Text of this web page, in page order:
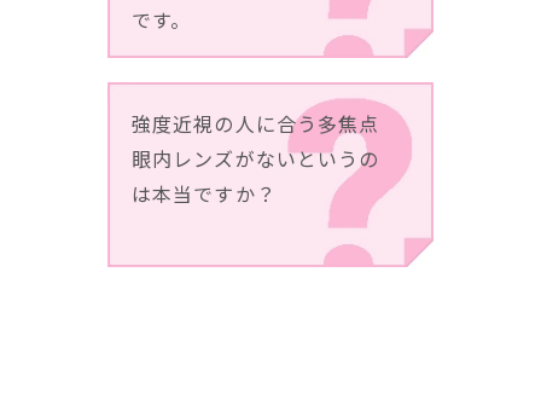
です。
強度近視の人に合う多焦点
眼内レンズがないというの
は本当ですか？